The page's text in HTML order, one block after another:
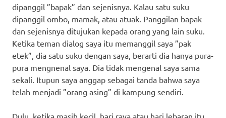
dipanggil ”bapak” dan sejenisnya. Kalau satu suku
dipanggil ombo, mamak, atau atuak. Panggilan bapak
dan sejenisnya ditujukan kepada orang yang lain suku.
Ketika teman dialog saya itu memanggil saya ”pak
etek”, dia satu suku dengan saya, berarti dia hanya pura-
pura mengnenal saya. Dia tidak mengenal saya sama
sekali. Itupun saya anggap sebagai tanda bahwa saya
telah menjadi ”orang asing” di kampung sendiri.
Dulu, ketika masih kecil, hari raya atau hari lebaran itu